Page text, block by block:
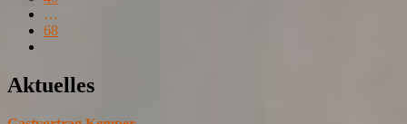
…
68
Aktuelles